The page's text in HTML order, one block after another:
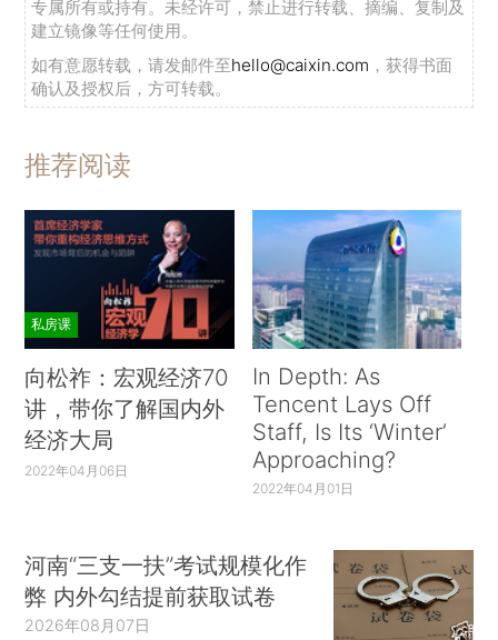
专属所有或持有。未经许可，禁止进行转载、摘编、复制及
建立镜像等任何使用。
如有意愿转载，请发邮件至hello@caixin.com ，获得书面
确认及授权后，方可转载。
推荐阅读
私房课
向松祚：宏观经济70
讲，带你了解国内外
经济大局
2022年04月06日
In Depth: As
Tencent Lays Off
Staff, Is Its ‘Winter’
Approaching?
2022年04月01日
河南“三支一扶”考试规模化作
弊 内外勾结提前获取试卷
2026年08月07日